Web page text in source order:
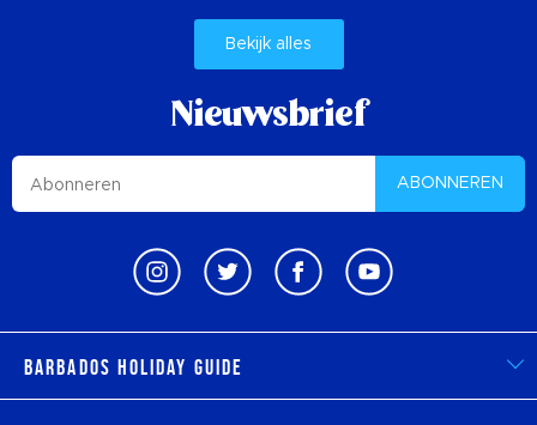
Bekijk alles
Nieuwsbrief
ABONNEREN
Barbados Holiday Guide